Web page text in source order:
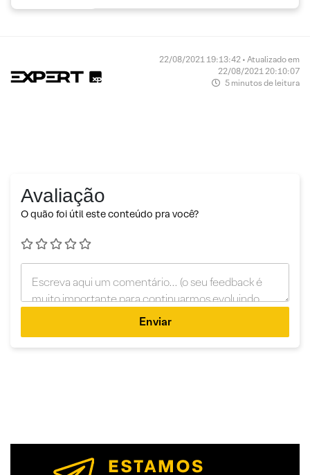
22/08/2021 19:13:42 • Atualizado em
22/08/2021 20:10:07
5 minutos de leitura
Avaliação
O quão foi útil este conteúdo pra você?
Enviar